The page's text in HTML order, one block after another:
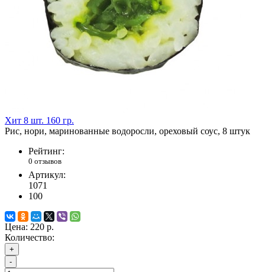
Хит 8 шт. 160 гр.
Рис, нори, маринованные водоросли, ореховый соус, 8 штук
Рейтинг:
0 отзывов
Артикул:
1071
100
Цена: 220 р.
Количество:
+
-